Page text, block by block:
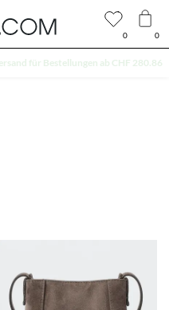
0 0
SALE